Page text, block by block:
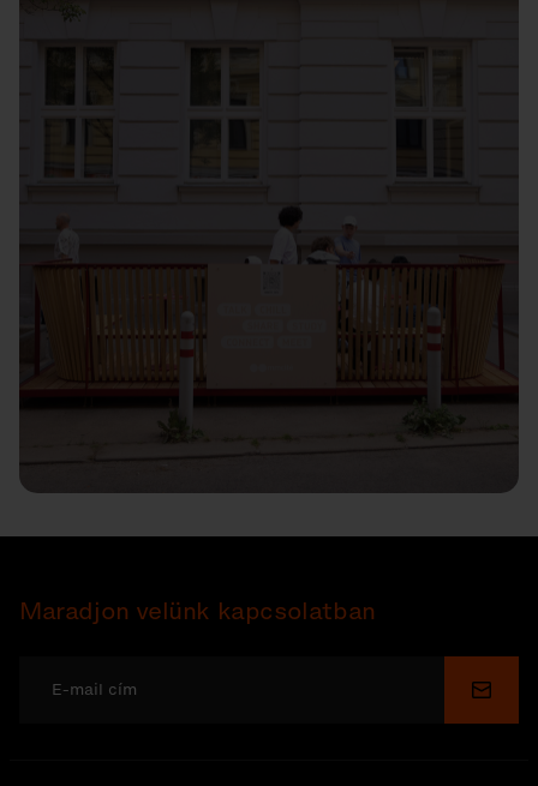
Maradjon velünk kapcsolatban